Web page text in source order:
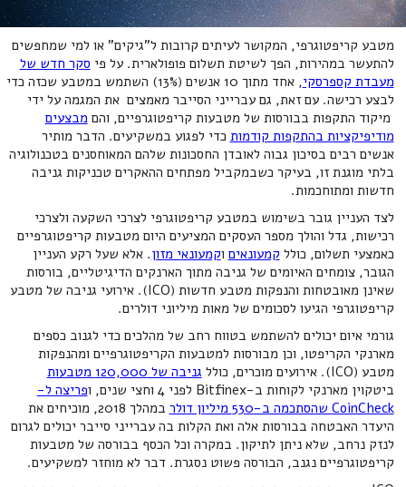
מטבע קריפטוגרפי, המקושר לעיתים קרובות ל"גיקים" או למי שמחפשים
להתעשר במהירות, הפך לשיטת תשלום פופולארית. על פי סקר חדש של
מעבדת קספרסקי
, אחד מתוך 10 אנשים (13%) השתמש במטבע שכזה כדי
לבצע רכישה. עם זאת, גם עברייני הסייבר מאמצים את המגמה על ידי
מיקוד התקפות בבורסות של מטבעות קריפטוגרפיים, והם מבצעים
מודיפיקציות בהתקפות קודמות כדי לפגוע במשקיעים. הדבר מותיר
אנשים רבים בסיכון גבוה לאובדן החסכונות שלהם המאוחסנים בטכנולוגיה
בלתי מוגנת זו, בעיקר כשבמקביל מפתחים ההאקרים טכניקות גניבה
חדשות ומתוחכמות.
לצד העניין גובר בשימוש במטבע קריפטוגרפי לצרכי השקעה ולצרכי
רכישות, גדל והולך מספר העסקים המציעים היום מטבעות קריפטוגרפיים
כאמצעי תשלום, כולל קמעונאים וקמעונאי מזון. אלא שעל רקע העניין
הגובר, צומחים האיומים של גניבה מתוך הארנקים הדיגיטליים, בורסות
שאינן מאובטחות והנפקות מטבע חדשות (ICO). אירועי גניבה של מטבע
קריפטוגרפי הגיעו לסכומים של מאות מיליוני דולרים.
גורמי איום יכולים להשתמש בטווח רחב של מהלכים כדי לגנוב כספים
מארנקי הקריפטו, וכן מבורסות למטבעות הקריפטוגרפיים ומהנפקות
מטבע (ICO). אירועים מוכרים, כולל
גניבה של 120,000 מטבעות
ביטקוין מארנקי לקוחות ב-Bitfinex לפני 4 וחצי שנים, ו
פריצה ל-
CoinCheck שהסתכמה ב-530 מיליון דולר
במהלך 2018, מוכיחים את
היעדר האבטחה בבורסות אלה ואת הקלות בה עברייני סייבר יכולים לגרום
לנזק נרחב, שלא ניתן לתיקון. במקרה וכל הכסף בבורסה של מטבעות
קריפטוגרפיים נגנב, הבורסה פשוט נסגרת. דבר לא מוחזר למשקיעים.